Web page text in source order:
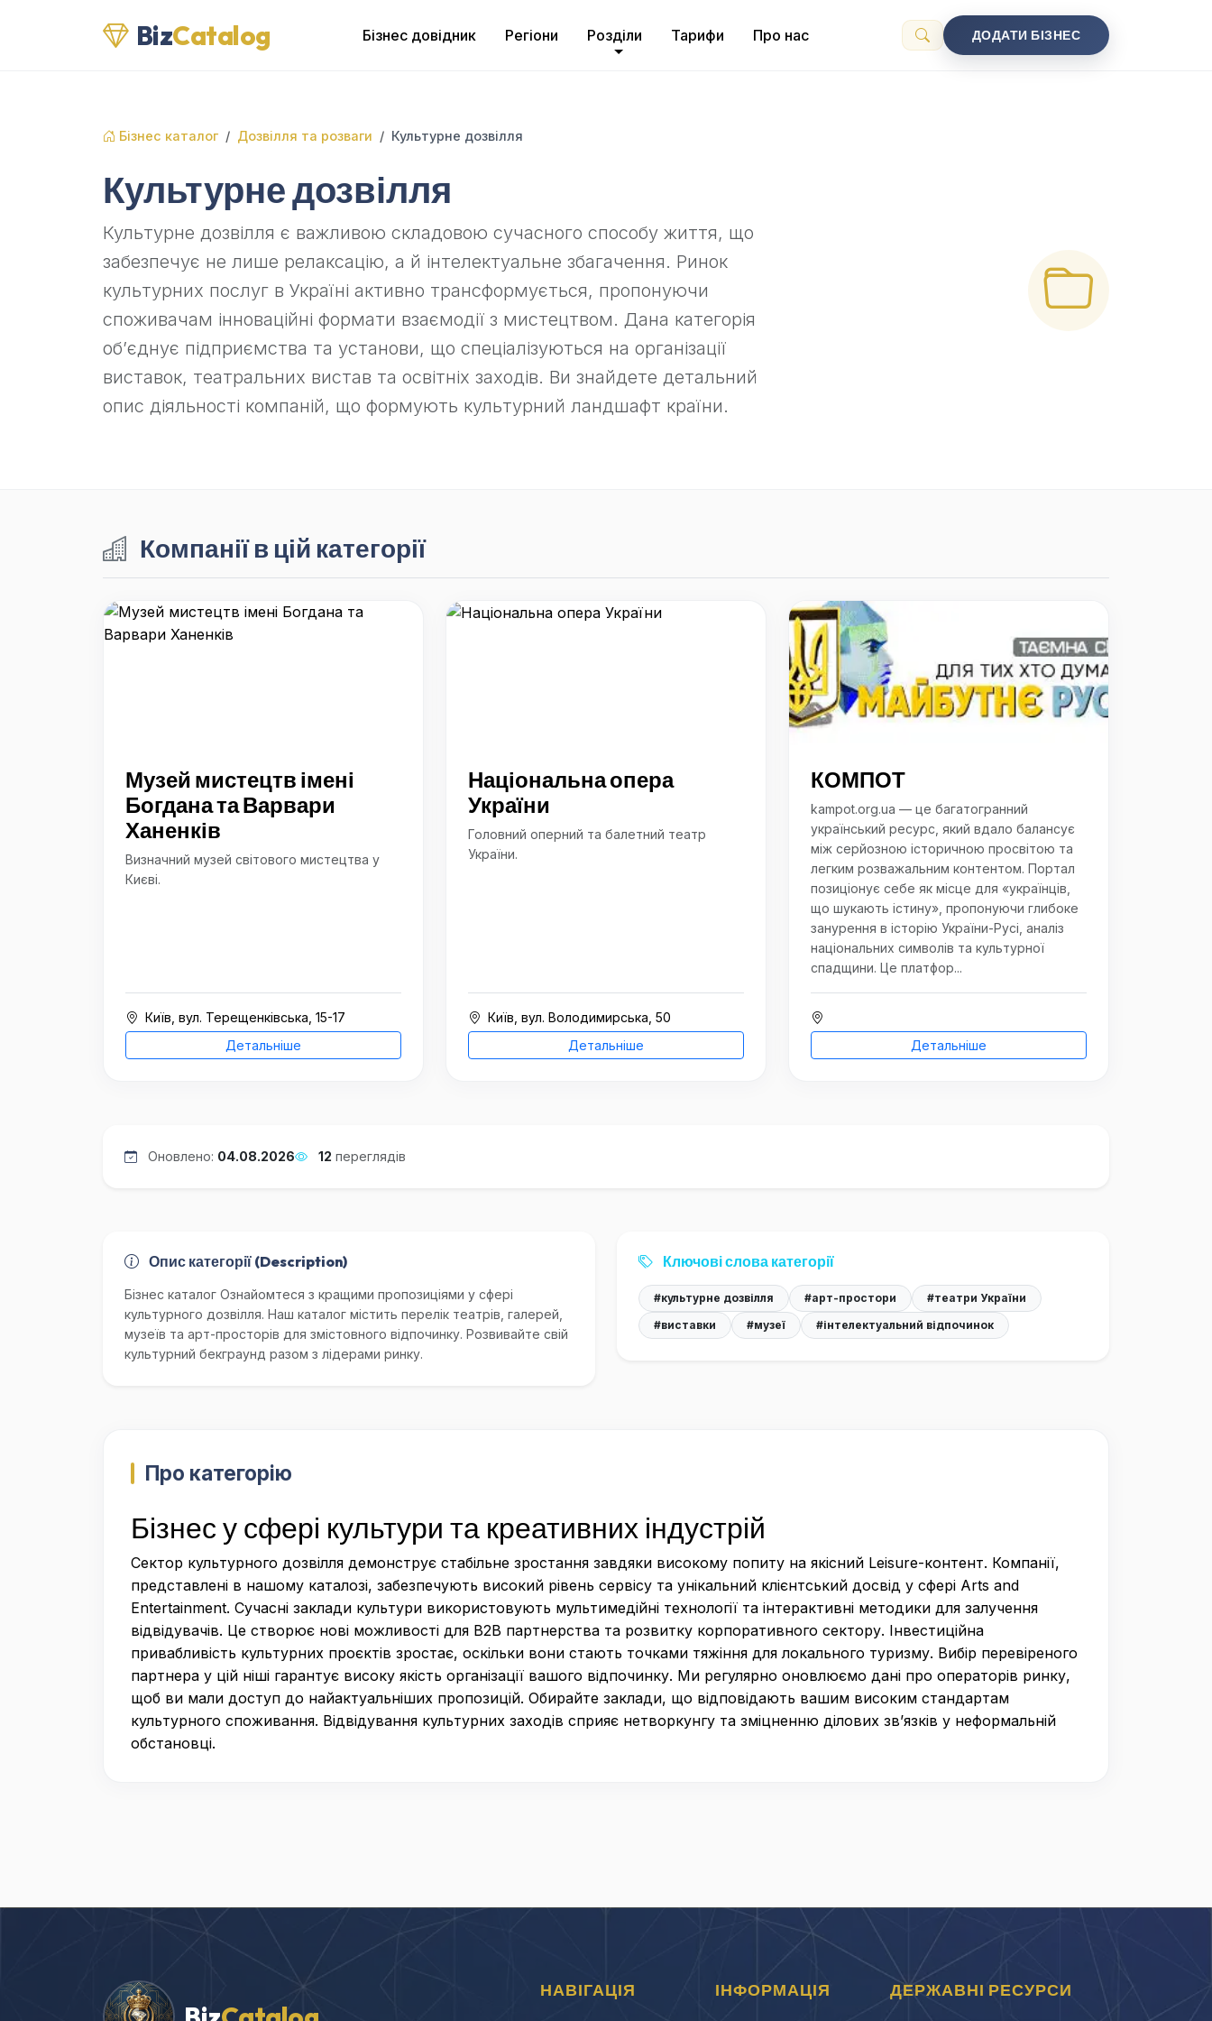
BizCatalog Бізнес довідник Регіони Розділи Тарифи Про нас ДОДАТИ БІЗНЕС
Бізнес каталог Дозвілля та розваги Культурне дозвілля
Культурне дозвілля
Культурне дозвілля є важливою складовою сучасного способу життя, що
забезпечує не лише релаксацію, а й інтелектуальне збагачення. Ринок
культурних послуг в Україні активно трансформується, пропонуючи
споживачам інноваційні формати взаємодії з мистецтвом. Дана категорія
об’єднує підприємства та установи, що спеціалізуються на організації
виставок, театральних вистав та освітніх заходів. Ви знайдете детальний
опис діяльності компаній, що формують культурний ландшафт країни.
Компанії в цій категорії
Музей мистецтв імені
Богдана та Варвари
Ханенків
Визначний музей світового мистецтва у
Києві.
Київ, вул. Терещенківська, 15-17
Детальніше
Національна опера
України
Головний оперний та балетний театр
України.
Київ, вул. Володимирська, 50
Детальніше
КОМПОТ
kampot.org.ua — це багатогранний
український ресурс, який вдало балансує
між серйозною історичною просвітою та
легким розважальним контентом. Портал
позиціонує себе як місце для «українців,
що шукають істину», пропонуючи глибоке
занурення в історію України-Русі, аналіз
національних символів та культурної
спадщини. Це платфор...
Детальніше
Оновлено: 04.08.2026 12 переглядів
Опис категорії (Description)
Бізнес каталог Ознайомтеся з кращими пропозиціями у сфері
культурного дозвілля. Наш каталог містить перелік театрів, галерей,
музеїв та арт-просторів для змістовного відпочинку. Розвивайте свій
культурний бекграунд разом з лідерами ринку.
Ключові слова категорії
#культурне дозвілля #арт-простори
#театри України
#виставки
#музеї #інтелектуальний відпочинок
Про категорію
Бізнес у сфері культури та креативних індустрій
Сектор культурного дозвілля демонструє стабільне зростання завдяки високому попиту на якісний Leisure-контент. Компанії,
представлені в нашому каталозі, забезпечують високий рівень сервісу та унікальний клієнтський досвід у сфері Arts and
Entertainment. Сучасні заклади культури використовують мультимедійні технології та інтерактивні методики для залучення
відвідувачів. Це створює нові можливості для B2B партнерства та розвитку корпоративного сектору. Інвестиційна
привабливість культурних проєктів зростає, оскільки вони стають точками тяжіння для локального туризму. Вибір перевіреного
партнера у цій ніші гарантує високу якість організації вашого відпочинку. Ми регулярно оновлюємо дані про операторів ринку,
щоб ви мали доступ до найактуальніших пропозицій. Обирайте заклади, що відповідають вашим високим стандартам
культурного споживання. Відвідування культурних заходів сприяє нетворкунгу та зміцненню ділових зв’язків у неформальній
обстановці.
НАВІГАЦІЯ ІНФОРМАЦІЯ ДЕРЖАВНІ РЕСУРСИ